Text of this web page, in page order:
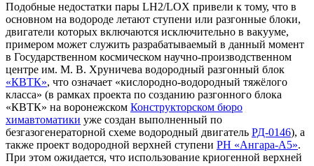
Подобные недостатки пары LH2/LOX привели к тому, что в
основном на водороде летают ступени или разгонные блоки,
двигатели которых включаются исключительно в вакууме,
примером может служить разрабатываемый в данный момент
в Государственном космическом научно-производственном
центре им. М. В. Хруничева водородный разгонный блок
«КВТК», что означает «кислородно-водородный тяжёлого
класса» (в рамках проекта по созданию разгонного блока
«КВТК» на воронежском Конструкторском бюро
химавтоматики уже создан выполненный по
безгазогенераторной схеме водородный двигатель РД-0146), а
также проект водородной верхней ступени РН «Ангара-А5».
При этом ожидается, что использование криогенной верхней